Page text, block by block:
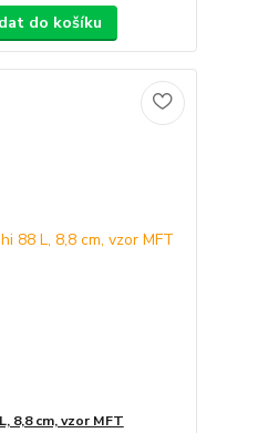
do košíku
8,8 cm, vzor MFT